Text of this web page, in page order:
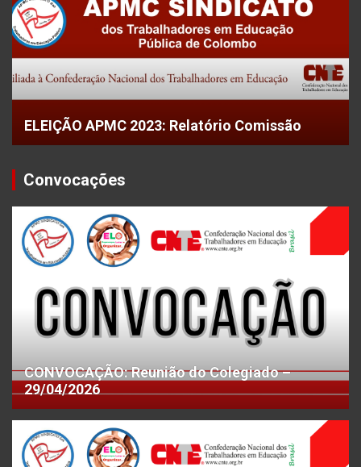
ELEIÇÃO APMC 2023: Relatório Comissão
Convocações
CONVOCAÇÃO: Reunião do Colegiado –
29/04/2026